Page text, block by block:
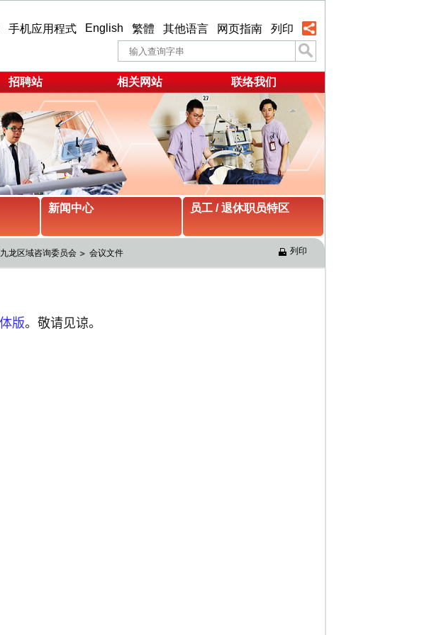
手机应用程式 English 繁體 其他语言 网页指南 列印
招聘站 相关网站 联络我们
新闻中心 员工 / 退休职员特区
九龙区域咨询委员会 会议文件 列印